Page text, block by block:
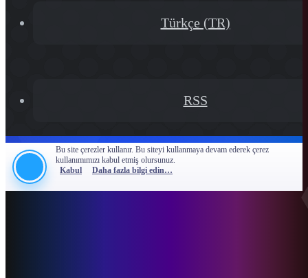
Türkçe (TR)
RSS
Bu site çerezler kullanır. Bu siteyi kullanmaya devam ederek çerez
kullanımımızı kabul etmiş olursunuz.
Kabul
Daha fazla bilgi edin…